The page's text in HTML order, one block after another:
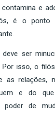
e
é o ponto
deve ser
Por isso, o
as relações,
e do
poder de